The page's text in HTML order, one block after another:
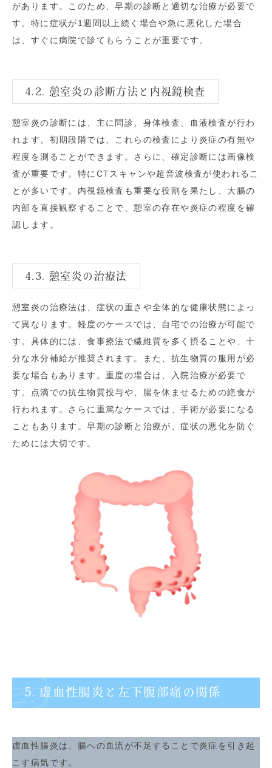
があります。このため、早期の診断と適切な治療が必要で
す。特に症状が1週間以上続く場合や急に悪化した場合
は、すぐに病院で診てもらうことが重要です。
4.2. 憩室炎の診断方法と内視鏡検査
憩室炎の診断には、主に問診、身体検査、血液検査が行わ
れます。初期段階では、これらの検査により炎症の有無や
程度を測ることができます。さらに、確定診断には画像検
査が重要です。特にCTスキャンや超音波検査が使われるこ
とが多いです。内視鏡検査も重要な役割を果たし、大腸の
内部を直接観察することで、憩室の存在や炎症の程度を確
認します。
4.3. 憩室炎の治療法
憩室炎の治療法は、症状の重さや全体的な健康状態によっ
て異なります。軽度のケースでは、自宅での治療が可能で
す。具体的には、食事療法で繊維質を多く摂ることや、十
分な水分補給が推奨されます。また、抗生物質の服用が必
要な場合もあります。重度の場合は、入院治療が必要で
す。点滴での抗生物質投与や、腸を休ませるための絶食が
行われます。さらに重篤なケースでは、手術が必要になる
こともあります。早期の診断と治療が、症状の悪化を防ぐ
ためには大切です。
5. 虚血性腸炎と左下腹部痛の関係
虚血性腸炎は、腸への血流が不足することで炎症を引き起
こす病気です。